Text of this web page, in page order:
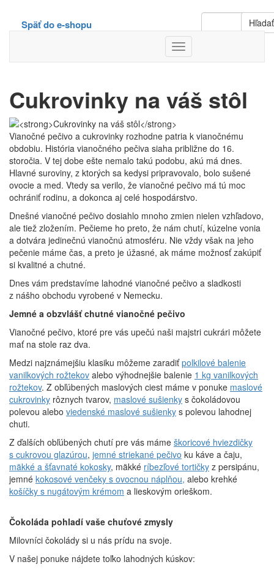
Hľadať
Späť do e-shopu
Toggle
Navigation
Cukrovinky na váš stôl
Vianočné pečivo a cukrovinky rozhodne patria k vianočnému
obdobiu. História vianočného pečiva siaha približne do 16.
storočia. V tej dobe ešte nemalo takú podobu, akú má dnes.
Hlavné suroviny, z ktorých sa kedysi pripravovalo, bolo sušené
ovocie a med. Vtedy sa verilo, že vianočné pečivo má tú moc
ochrániť rodinu, a dokonca aj celé hospodárstvo.
Dnešné vianočné pečivo dosiahlo mnoho zmien nielen vzhľadovo,
ale tiež zložením. Pečieme ho preto, že nám chutí, kúzelne vonia
a dotvára jedinečnú vianočnú atmosféru. Nie vždy však na jeho
pečenie máme čas, a preto je úžasné, ak máme možnosť zakúpiť
si kvalitné a chutné.
Dnes vám predstavíme lahodné vianočné pečivo a sladkosti
z nášho obchodu vyrobené v Nemecku.
Jemné a obzvlášť chutné vianočné pečivo
Vianočné pečivo, ktoré pre vás upečú naši majstri cukrári môžete
mať na stole raz dva.
Medzi najznámejšiu klasiku môžeme zaradiťpolkilové balenie
vanilkových rožtekov alebo výhodnejšie balenie 1 kg vanilkových
rožtekov. Z obľúbených maslových ciest máme v ponuke maslové
cukrovinky rôznych tvarov, maslové sušienky s čokoládovou
polevou alebo viedenské maslové sušienky s polevou lahodnej
chuti.
Z ďalších obľúbených chutí pre vás máme škoricové hviezdičky
s cukrovou glazúrou, jemné striekané pečivo ku káve a čaju,
mäkké a šťavnaté kokosky, mäkké ríbezľové tortičky z persipánu,
jemné kokosové venčeky s ovocnou náplňou, alebo krehké
košíčky s nugátovým krémom a lieskovým orieškom.
Čokoláda pohladí vaše chuťové zmysly
Milovníci čokolády si u nás prídu na svoje.
V našej ponuke nájdete toľko lahodných kúskov: